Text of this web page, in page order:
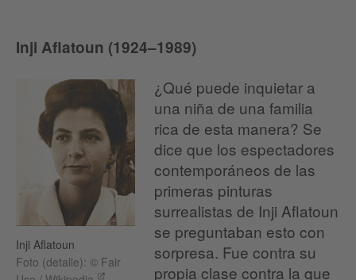
Inji Aflatoun (1924–1989)
Inji Aflatoun
Foto (detalle): © Fair
¿Qué puede inquietar a
una niña de una familia
rica de esta manera? Se
dice que los espectadores
contemporáneos de las
primeras pinturas
surrealistas de Inji Aflatoun
se preguntaban esto con
sorpresa. Fue contra su
propia clase contra la que